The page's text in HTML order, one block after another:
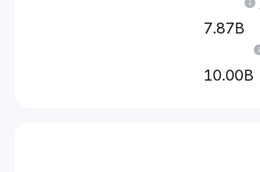
7.87B
10.00B